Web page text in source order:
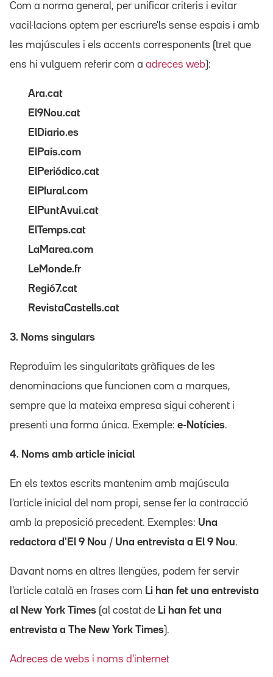
Com a norma general, per unificar criteris i evitar
vacil·lacions optem per escriure'ls sense espais i amb
les majúscules i els accents corresponents (tret que
ens hi vulguem referir com a adreces web):
Ara.cat
El9Nou.cat
ElDiario.es
ElPaís.com
ElPeriódico.cat
ElPlural.com
ElPuntAvui.cat
ElTemps.cat
LaMarea.com
LeMonde.fr
Regió7.cat
RevistaCastells.cat
3. Noms singulars
Reproduïm les singularitats gràfiques de les
denominacions que funcionen com a marques,
sempre que la mateixa empresa sigui coherent i
presenti una forma única. Exemple: e-Notícies.
4. Noms amb article inicial
En els textos escrits mantenim amb majúscula
l'article inicial del nom propi, sense fer la contracció
amb la preposició precedent. Exemples: Una
redactora d'El 9 Nou / Una entrevista a El 9 Nou.
Davant noms en altres llengües, podem fer servir
l'article català en frases com Li han fet una entrevista
al New York Times (al costat de Li han fet una
entrevista a The New York Times).
Adreces de webs i noms d'internet